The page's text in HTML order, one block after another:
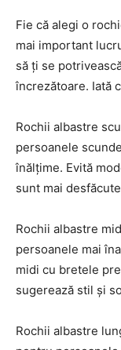
Fie că alegi o
mai important
să ți se
încrezătoare. Iată
Rochii albastre
persoanele
înălțime. Evită
sunt mai
Rochii albastre
persoanele mai
midi cu bretele
sugerează stil și
Rochii albastre